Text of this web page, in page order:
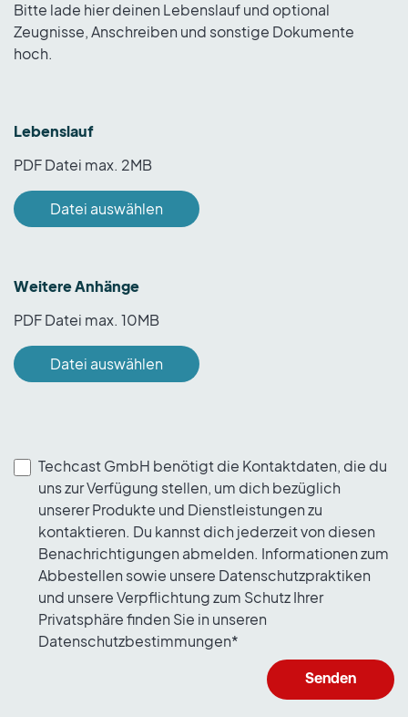
Bitte lade hier deinen Lebenslauf und optional
Zeugnisse, Anschreiben und sonstige Dokumente
hoch.
Lebenslauf
PDF Datei max. 2MB
Datei auswählen
Weitere Anhänge
PDF Datei max. 10MB
Datei auswählen
Techcast GmbH benötigt die Kontaktdaten, die du
uns zur Verfügung stellen, um dich bezüglich
unserer Produkte und Dienstleistungen zu
kontaktieren. Du kannst dich jederzeit von diesen
Benachrichtigungen abmelden. Informationen zum
Abbestellen sowie unsere Datenschutzpraktiken
und unsere Verpflichtung zum Schutz Ihrer
Privatsphäre finden Sie in unseren
Datenschutzbestimmungen*
Senden